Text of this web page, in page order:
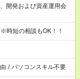
開発および資産運用会
短の相談もOK！！
/ パソコンスキル不要